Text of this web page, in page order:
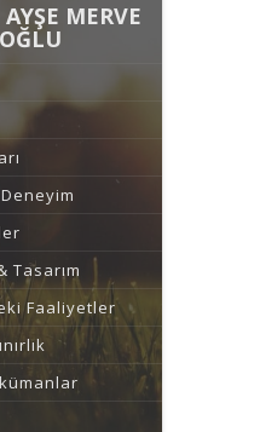
MERVE
Tasarım
Faaliyetler